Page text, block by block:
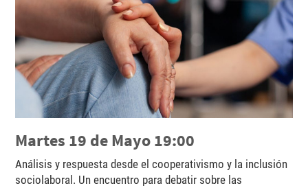
Martes 19 de Mayo 19:00
Análisis y respuesta desde el cooperativismo y la inclusión
sociolaboral. Un encuentro para debatir sobre las